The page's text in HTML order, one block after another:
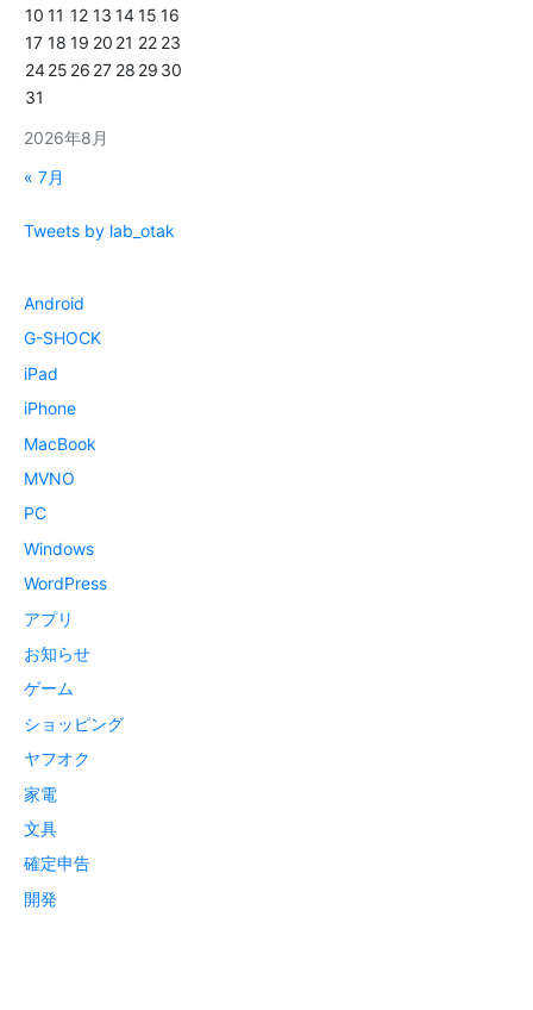
2026年8月
10 11 12 13 1415 16
17 18 19 20 21 22 23
2425 26 27 28 29 30
31
« 7月
Tweets by lab_otak
Android
G-SHOCK
iPad
iPhone
MacBook
MVNO
PC
Windows
WordPress
アプリ
お知らせ
ゲーム
ショッピング
ヤフオク
家電
文具
確定申告
開発